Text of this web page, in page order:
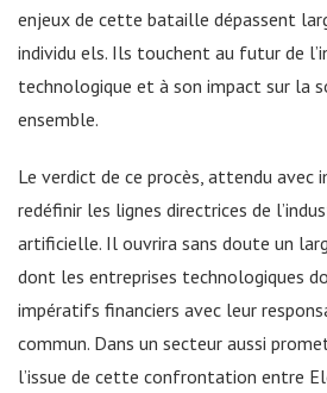
enjeux de cette bataille dépassent
individu els. Ils touchent au futur de
technologique et à son impact sur la
ensemble.
Le verdict de ce procès, attendu avec
redéfinir les lignes directrices de
artificielle. Il ouvrira sans doute un
dont les entreprises technologiques
impératifs financiers avec leur
commun. Dans un secteur aussi
l’issue de cette confrontation entre